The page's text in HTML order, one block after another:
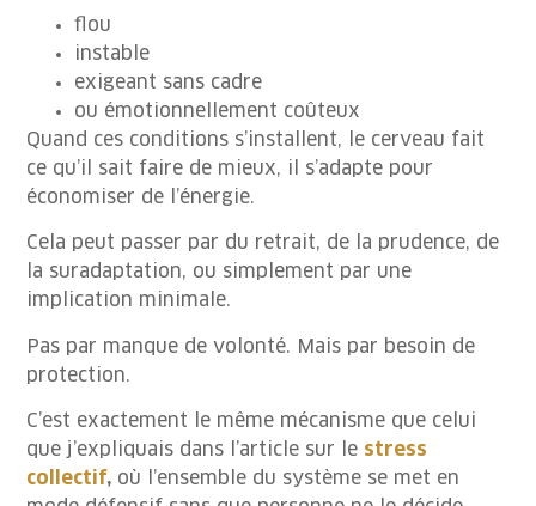
flou
instable
exigeant sans cadre
ou émotionnellement coûteux
Quand ces conditions s’installent, le cerveau fait
ce qu’il sait faire de mieux, il s’adapte pour
économiser de l’énergie.
Cela peut passer par du retrait, de la prudence, de
la suradaptation, ou simplement par une
implication minimale.
Pas par manque de volonté. Mais par besoin de
protection.
C’est exactement le même mécanisme que celui
que j’expliquais dans l’article sur le stress
collectif, où l’ensemble du système se met en